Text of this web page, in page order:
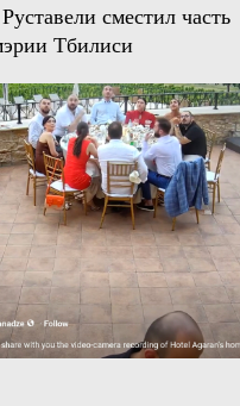
сместил часть
Тбилиси